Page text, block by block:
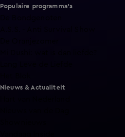
Populaire programma's
Nieuws & Actualiteit